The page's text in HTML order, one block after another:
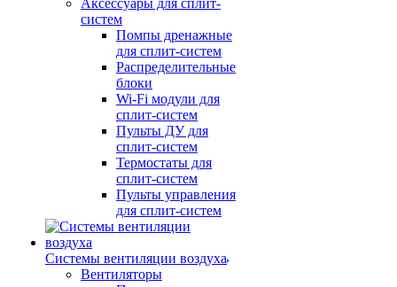
Аксессуары для сплит-
систем
Помпы дренажные
для сплит-систем
Распределительные
блоки
Wi-Fi модули для
сплит-систем
Пульты ДУ для
сплит-систем
Термостаты для
сплит-систем
Пульты управления
для сплит-систем
Системы вентиляции воздуха
Вентиляторы